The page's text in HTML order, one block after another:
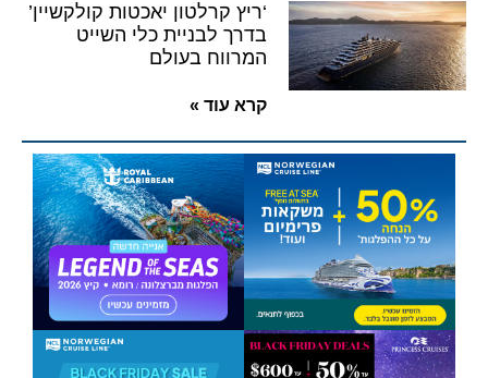
‘ריץ קרלטון יאכטות קולקשיין’
בדרך לבניית כלי השייט
המרווח בעולם
קרא עוד »